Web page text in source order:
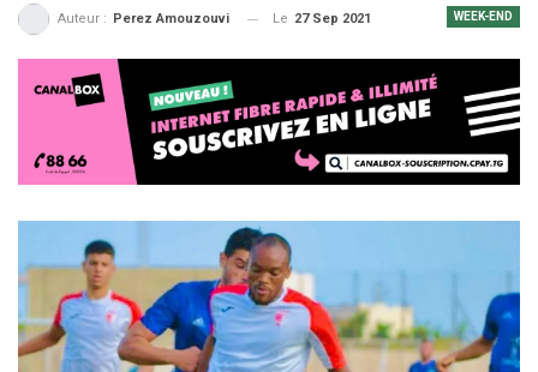
WEEK-END
Auteur : Perez Amouzouvi Le 27 Sep 2021